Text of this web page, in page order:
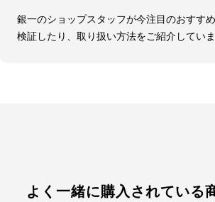
銀一のショップスタッフが今注目のおすす
検証したり、取り扱い方法をご紹介していま
よく一緒に購入されている